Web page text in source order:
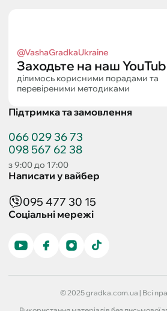
@VashaGradkaUkraine
Заходьте на наш
ділимось корисними порадами та
перевіреними методиками
Підтримка та замовлення
066 029 36 73
098 567 62 38
з 9:00 до 17:00
Написати у вайбер
095 477 30 15
Соціальні мережі
© 2025 gradka.com.ua | Всі